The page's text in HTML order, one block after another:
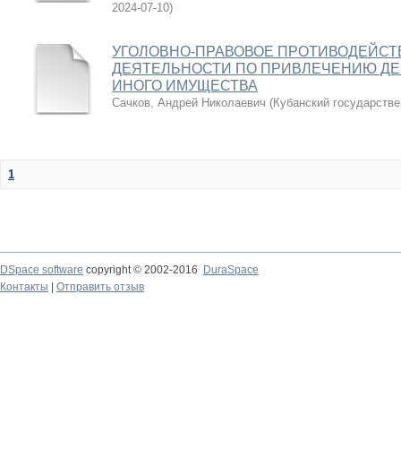
2024-07-10)
УГОЛОВНО-ПРАВОВОЕ
ДЕЯТЕЛЬНОСТИ ПО ПРИВЛЕЧЕНИЮ
ИНОГО ИМУЩЕСТВА
Сачков, Андрей Николаевич (Кубанский
1
DSpace software copyright © 2002-2016
DuraSpace
Контакты
Отправить отзыв